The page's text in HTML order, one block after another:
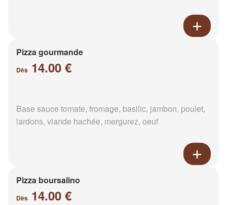
Pizza gourmande
Dès 14.00 €
Base sauce tomate, fromage, basilic, jambon, poulet,
lardons, viande hachée, mergurez, oeuf
Pizza boursalino
Dès 14.00 €